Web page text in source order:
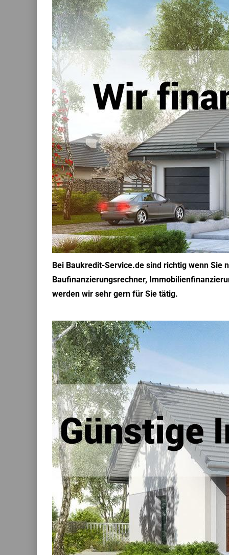
Bei Baukredit-Service.de sind richtig wenn Sie
Baufinanzierungsrechner,
werden wir sehr gern für Sie tätig.